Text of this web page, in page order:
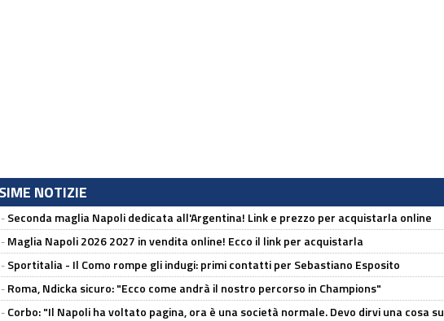
NOTIZIE
Seconda maglia Napoli dedicata all'Argentina! Link e prezzo per acquistarla online
Maglia Napoli 2026 2027 in vendita online! Ecco il link per acquistarla
Sportitalia - Il Como rompe gli indugi: primi contatti per Sebastiano Esposito
Roma, Ndicka sicuro: "Ecco come andrà il nostro percorso in Champions"
Corbo: "Il Napoli ha voltato pagina, ora è una società normale. Devo dirvi una cosa su